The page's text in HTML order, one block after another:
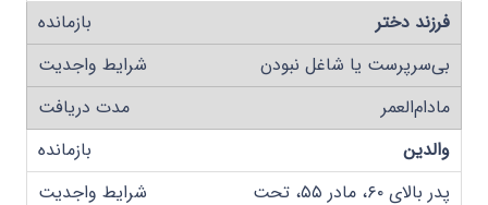
فرزند دختر
بی‌سرپرست یا شاغل نبودن
مادام‌العمر
والدین
پدر بالای ۶۰، مادر ۵۵، تحت